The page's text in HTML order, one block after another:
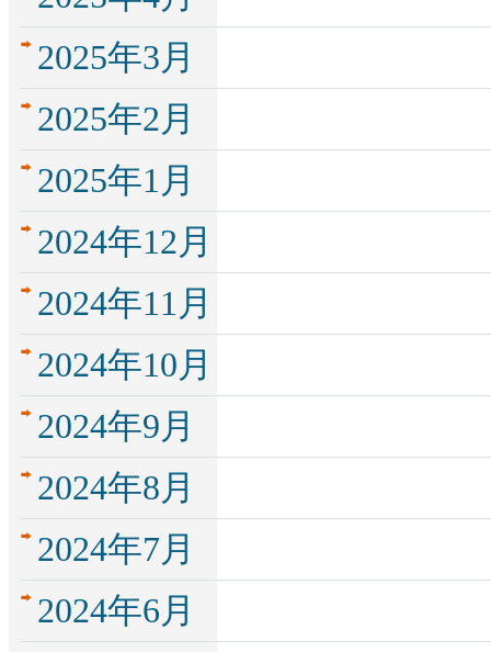
2025年3月
2025年2月
2025年1月
2024年12月
2024年11月
2024年10月
2024年9月
2024年8月
2024年7月
2024年6月